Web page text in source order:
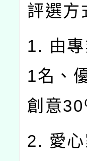
評選方
1. 由
1名、
創意
2. 愛